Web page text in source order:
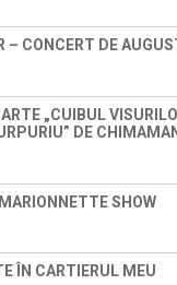
– CONCERT DE
„CUIBUL
DE
SHOW
ÎN CARTIERUL MEU